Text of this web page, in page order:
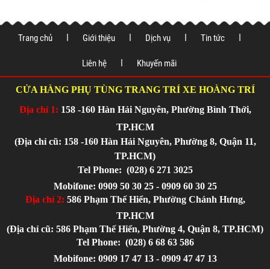
Trang chủ Giới thiệu Dịch vụ Tin tức
Liên hệ Khuyến mãi
CỬA HÀNG PHỤ TÙNG TRANG TRÍ XE HOÀNG TRÍ
Địa chỉ 1: 158 -160 Hàn Hải Nguyên, Phường Bình Thới,
TP.HCM
(Địa chỉ cũ: 158 -160 Hàn Hải Nguyên, Phường 8, Quận 11,
TP.HCM)
Tel Phone: (028) 6 271 3025
Mobifone: 0909 50 30 25 - 0909 60 30 25
Địa chỉ 2: 586 Phạm Thế Hiển, Phường Chánh Hưng,
TP.HCM
(Địa chỉ cũ: 586 Phạm Thế Hiển, Phường 4, Quận 8, TP.HCM)
Tel Phone: (028) 6 68 63 586
Mobifone: 0909 17 47 13 - 0909 47 47 13